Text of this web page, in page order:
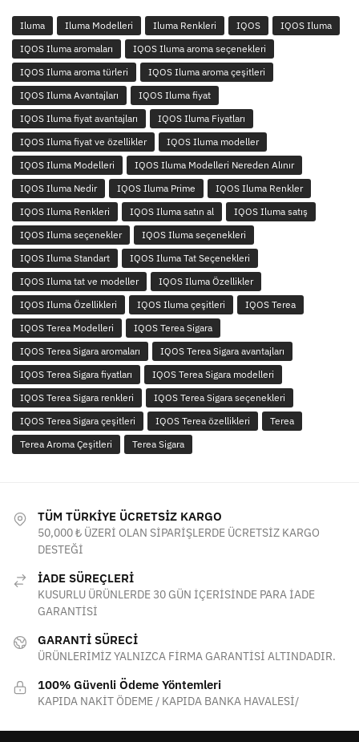
Iluma Iluma Modelleri Iluma Renkleri IQOS
IQOS Iluma
IQOS Iluma aromaları
IQOS Iluma aroma seçenekleri
IQOS Iluma aroma türleri
IQOS Iluma aroma çeşitleri
IQOS Iluma Avantajları
IQOS Iluma fiyat
IQOS Iluma fiyat avantajları
IQOS Iluma Fiyatları
IQOS Iluma fiyat ve özellikler
IQOS Iluma modeller
IQOS Iluma Modelleri
IQOS Iluma Modelleri Nereden Alınır
IQOS Iluma Nedir
IQOS Iluma Prime
IQOS Iluma Renkler
IQOS Iluma Renkleri
IQOS Iluma satın al
IQOS Iluma satış
IQOS Iluma seçenekler
IQOS Iluma seçenekleri
IQOS Iluma Standart
IQOS Iluma Tat Seçenekleri
IQOS Iluma tat ve modeller
IQOS Iluma Özellikler
IQOS Iluma Özellikleri
IQOS Iluma çeşitleri
IQOS Terea
IQOS Terea Modelleri
IQOS Terea Sigara
IQOS Terea Sigara aromaları
IQOS Terea Sigara avantajları
IQOS Terea Sigara fiyatları
IQOS Terea Sigara modelleri
IQOS Terea Sigara renkleri
IQOS Terea Sigara seçenekleri
IQOS Terea Sigara çeşitleri
IQOS Terea özellikleri
Terea
Terea Aroma Çeşitleri
Terea Sigara
TÜM TÜRKİYE ÜCRETSİZ KARGO
50,000 ₺ ÜZERİ OLAN SİPARİŞLERDE ÜCRETSİZ KARGO
DESTEĞİ
İADE SÜREÇLERİ
KUSURLU ÜRÜNLERDE 30 GÜN İÇERİSİNDE PARA İADE
GARANTİSİ
GARANTİ SÜRECİ
ÜRÜNLERİMİZ YALNIZCA FİRMA GARANTİSİ ALTINDADIR.
100% Güvenli Ödeme Yöntemleri
KAPIDA NAKİT ÖDEME / KAPIDA BANKA HAVALESİ/